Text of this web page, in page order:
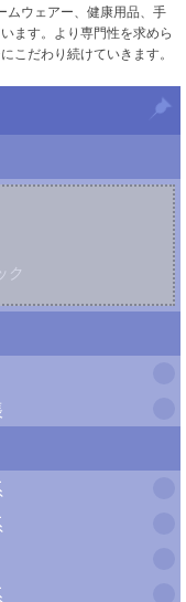
ムウェアー、健康用品、手
ます。より専門性を求めら
こだわり続けていきます。
ク